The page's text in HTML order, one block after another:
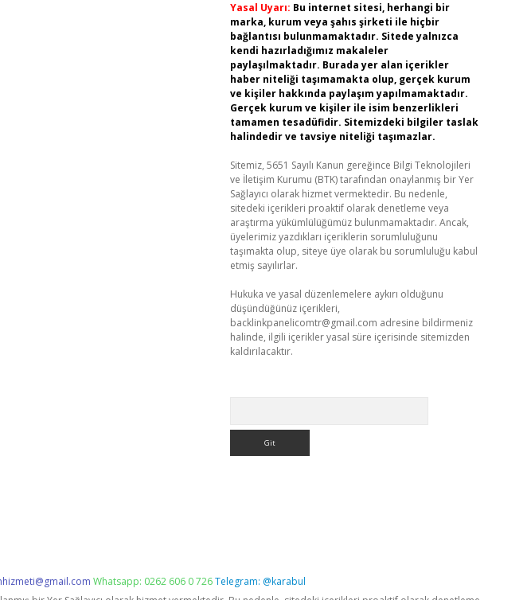
Yasal Uyarı: Bu internet sitesi, herhangi bir
marka, kurum veya şahıs şirketi ile hiçbir
bağlantısı bulunmamaktadır. Sitede yalnızca
kendi hazırladığımız makaleler
paylaşılmaktadır. Burada yer alan içerikler
haber niteliği taşımamakta olup, gerçek kurum
ve kişiler hakkında paylaşım yapılmamaktadır.
Gerçek kurum ve kişiler ile isim benzerlikleri
tamamen tesadüfidir. Sitemizdeki bilgiler taslak
halindedir ve tavsiye niteliği taşımazlar.
Sitemiz, 5651 Sayılı Kanun gereğince Bilgi Teknolojileri
ve İletişim Kurumu (BTK) tarafından onaylanmış bir Yer
Sağlayıcı olarak hizmet vermektedir. Bu nedenle,
sitedeki içerikleri proaktif olarak denetleme veya
araştırma yükümlülüğümüz bulunmamaktadır. Ancak,
üyelerimiz yazdıkları içeriklerin sorumluluğunu
taşımakta olup, siteye üye olarak bu sorumluluğu kabul
etmiş sayılırlar.
Hukuka ve yasal düzenlemelere aykırı olduğunu
düşündüğünüz içerikleri,
backlinkpanelicomtr@gmail.com adresine bildirmeniz
halinde, ilgili içerikler yasal süre içerisinde sitemizden
kaldırılacaktır.
Whatsapp: 0262 606 0 726Telegram: @karabul